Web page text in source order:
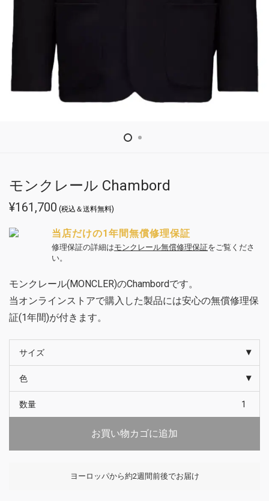
モンクレール Chambord
¥161,700 (税込＆送料無料)
当店だけの1年間無償修理保証
修理保証の詳細はモンクレール無償修理保証をご覧くださ
い。
モンクレール(MONCLER)のChambordです。
当オンラインストアで購入した製品には安心の無償修理保
証(1年間)が付きます。
サイズ
色
数量
お買い物カゴに追加
ヨーロッパから約2週間前後でお届け